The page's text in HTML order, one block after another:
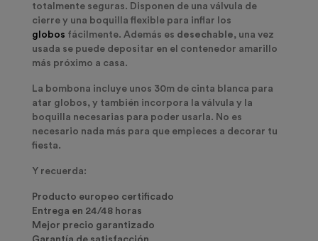
totalmente seguras. Disponen de una válvula de
cierre y una boquilla flexible para inflar los
globos fácilmente. Además es desechable, una vez
usada se puede depositar en el contenedor amarillo
más próximo a casa.
La bombona incluye unos 30m de cinta blanca para
atar globos, y también incorpora la válvula y la
boquilla necesarias para poder usarla. No es
necesario nada más para que empieces a decorar tu
fiesta.
Y recuerda:
Producto europeo certificado
Entrega en 24/48 horas
Mejor precio garantizado